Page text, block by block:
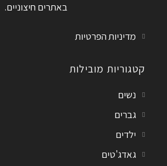
באתרים חיצוניים.
מדיניות הפרטיות
קטגוריות מובילות
נשים
גברים
ילדים
גאדג'טים